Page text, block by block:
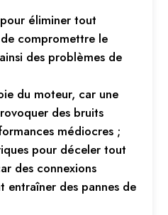
éliminer tout
compromettre le
des problèmes de
du moteur, car une
des bruits
médiocres ;
pour déceler tout
des connexions
entraîner des pannes de